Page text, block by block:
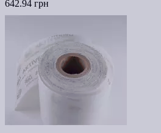
642.94 грн